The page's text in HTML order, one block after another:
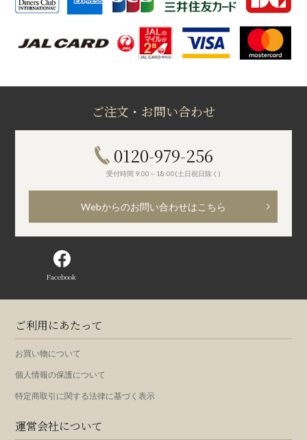
ご注文・お問い合わせ
0120-979-256
受付時間 9:00～18:00(土日祝日除く)
Webからのお問い合わせはこちら
Facebook
ご利用にあたって
お買い物について
個人情報の保護について
特定商取引に関する法律に基づく表示
運営会社について